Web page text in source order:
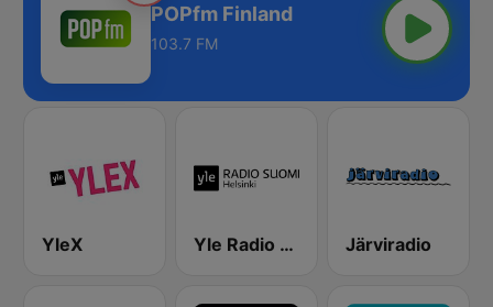
POPfm Finland
103.7 FM
YleX Yle Radio Suomi Helsinki Järviradio